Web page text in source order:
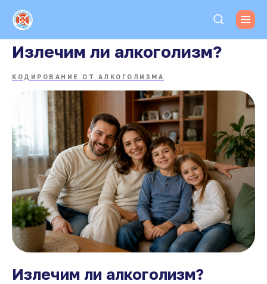
Излечим ли алкоголизм?
КОДИРОВАНИЕ ОТ АЛКОГОЛИЗМА
Излечим ли алкоголизм?